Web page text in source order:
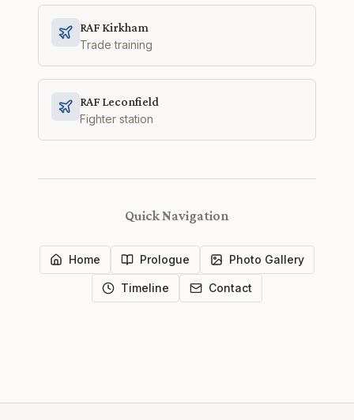
RAF Kirkham
Trade training
RAF Leconfield
Fighter station
Quick Navigation
Home Prologue Photo Gallery
Timeline Contact